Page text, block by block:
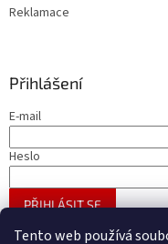
Tento web používá
Reklamace
Přihlášení
E-mail
Heslo
PŘIHLÁSIT SE
Nová registrace